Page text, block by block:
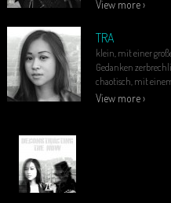
View more ›
TRA
klein, mit einer
Gedanken
chaotisch, mit
View more ›